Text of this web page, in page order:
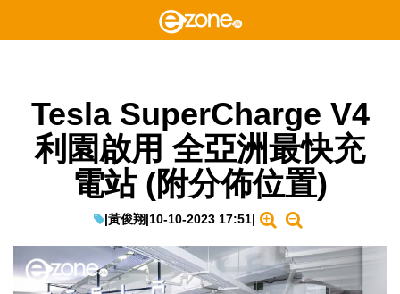
Tesla SuperCharge V4
利園啟用 全亞洲最快充
電站 (附分佈位置)
|黃俊翔|10-10-2023 17:51|